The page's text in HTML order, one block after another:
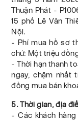
Thuận Phát -
15 phố Lê Văn
Nội.
- Phí mua hồ sơ
chữ: Một triệu
- Thời hạn thanh
ngay, chậm nhất
đồng mua bán
5. Thời gian, địa
- Các khách